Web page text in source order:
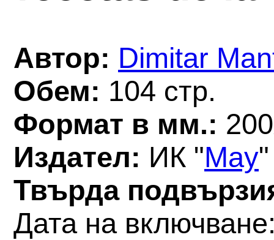
Автор: Dimitar
Обем: 104 стр.
Формат в мм.:
Издател: ИК "May"
Твърда
Дата на